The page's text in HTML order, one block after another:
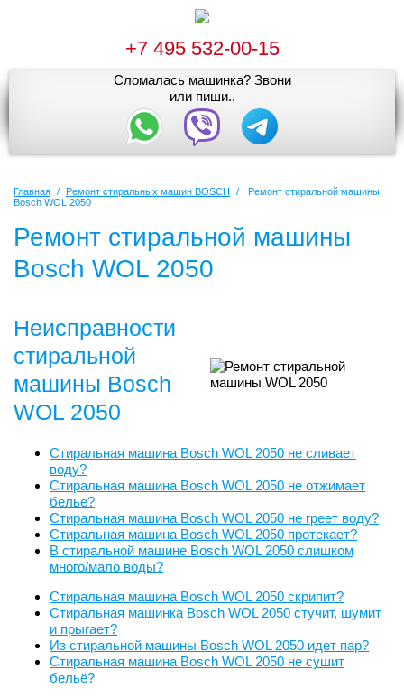
+7 495 532-00-15
Сломалась машинка? Звони
или пиши..
Главная / Ремонт стиральных машин BOSCH /
Ремонт стиральной машины
Bosch WOL 2050
Ремонт стиральной машины
Bosch WOL 2050
Неисправности
стиральной
машины Bosch
WOL 2050
Стиральная машина Bosch WOL 2050 не сливает
воду?
Стиральная машина Bosch WOL 2050 не отжимает
белье?
Стиральная машина Bosch WOL 2050 не греет воду?
Стиральная машина Bosch WOL 2050 протекает?
В стиральной машине Bosch WOL 2050 слишком
много/мало воды?
Стиральная машина Bosch WOL 2050 скрипит?
Стиральная машинка Bosch WOL 2050 стучит, шумит
и прыгает?
Из стиральной машины Bosch WOL 2050 идет пар?
Стиральная машина Bosch WOL 2050 не сушит
бельё?